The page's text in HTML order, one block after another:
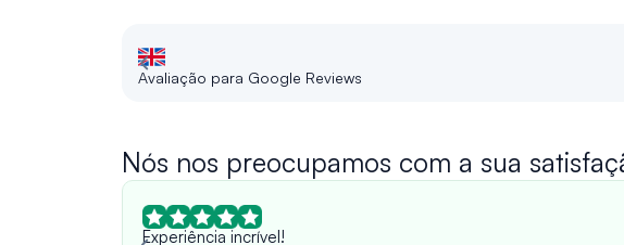
Avaliação para Google Reviews
Nós nos preocupamos com a sua
Experiência incrível!